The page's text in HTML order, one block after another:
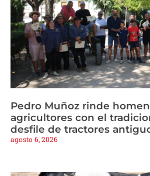
Pedro Muñoz rinde
agricultores con el
desfile de tractores
agosto 6, 2026